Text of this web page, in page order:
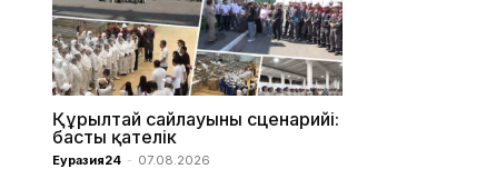
Құрылтай сайлауының сценарийі:
басты қателік
Еуразия24 - 07.08.2026